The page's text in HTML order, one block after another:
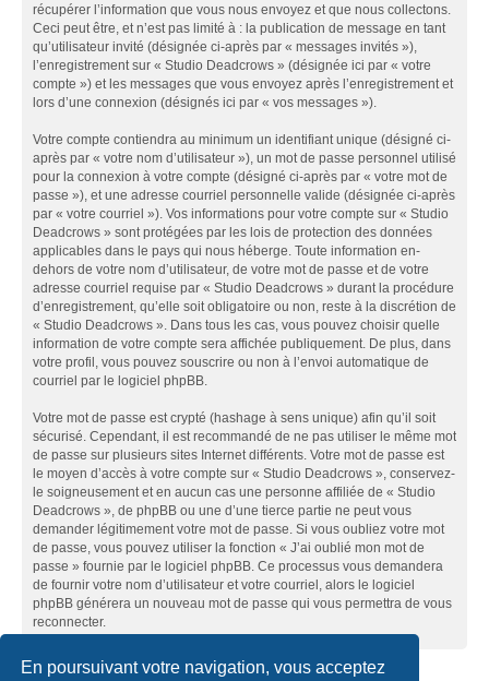
En poursuivant votre navigation, vous acceptez
récupérer l’information que vous nous envoyez et que nous collectons.
Ceci peut être, et n’est pas limité à : la publication de message en tant
qu’utilisateur invité (désignée ci-après par « messages invités »),
l’enregistrement sur « Studio Deadcrows » (désignée ici par « votre
compte ») et les messages que vous envoyez après l’enregistrement et
lors d’une connexion (désignés ici par « vos messages »).
Votre compte contiendra au minimum un identifiant unique (désigné ci-
après par « votre nom d’utilisateur »), un mot de passe personnel utilisé
pour la connexion à votre compte (désigné ci-après par « votre mot de
passe »), et une adresse courriel personnelle valide (désignée ci-après
par « votre courriel »). Vos informations pour votre compte sur « Studio
Deadcrows » sont protégées par les lois de protection des données
applicables dans le pays qui nous héberge. Toute information en-
dehors de votre nom d’utilisateur, de votre mot de passe et de votre
adresse courriel requise par « Studio Deadcrows » durant la procédure
d’enregistrement, qu’elle soit obligatoire ou non, reste à la discrétion de
« Studio Deadcrows ». Dans tous les cas, vous pouvez choisir quelle
information de votre compte sera affichée publiquement. De plus, dans
votre profil, vous pouvez souscrire ou non à l’envoi automatique de
courriel par le logiciel phpBB.
Votre mot de passe est crypté (hashage à sens unique) afin qu’il soit
sécurisé. Cependant, il est recommandé de ne pas utiliser le même mot
de passe sur plusieurs sites Internet différents. Votre mot de passe est
le moyen d’accès à votre compte sur « Studio Deadcrows », conservez-
le soigneusement et en aucun cas une personne affiliée de « Studio
Deadcrows », de phpBB ou une d’une tierce partie ne peut vous
demander légitimement votre mot de passe. Si vous oubliez votre mot
de passe, vous pouvez utiliser la fonction « J’ai oublié mon mot de
passe » fournie par le logiciel phpBB. Ce processus vous demandera
de fournir votre nom d’utilisateur et votre courriel, alors le logiciel
phpBB générera un nouveau mot de passe qui vous permettra de vous
reconnecter.